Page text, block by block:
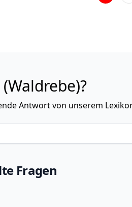
Antwort von unserem
Fragen